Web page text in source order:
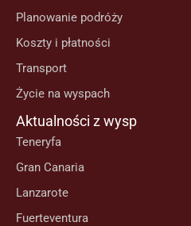
Planowanie podróży
Koszty i płatności
Transport
Życie na wyspach
Aktualności z wysp
Teneryfa
Gran Canaria
Lanzarote
Fuerteventura